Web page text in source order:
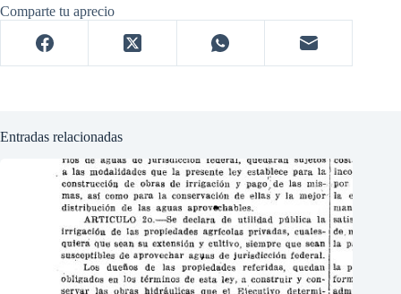
Comparte tu aprecio
Entradas relacionadas